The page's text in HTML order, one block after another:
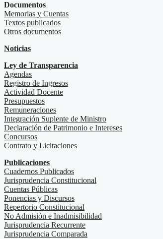
Documentos
Memorias y Cuentas
Textos publicados
Otros documentos
Noticias
Ley de Transparencia
Agendas
Registro de Ingresos
Actividad Docente
Presupuestos
Remuneraciones
Integración Suplente de Ministro
Declaración de Patrimonio e Intereses
Concursos
Contrato y Licitaciones
Publicaciones
Cuadernos Publicados
Jurisprudencia Constitucional
Cuentas Públicas
Ponencias y Discursos
Repertorio Constitucional
No Admisión e Inadmisibilidad
Jurisprudencia Recurrente
Jurisprudencia Comparada